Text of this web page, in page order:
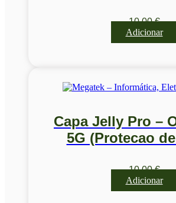
10,00€
Adicionar
Capa Jelly Pro –
5G (Protecao
10,00€
Adicionar